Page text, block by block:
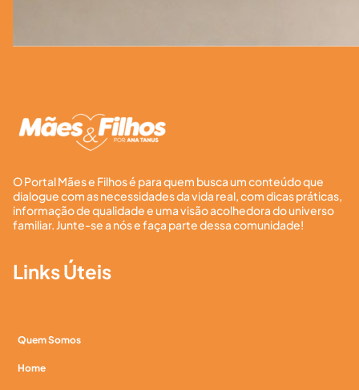
O Portal Mães e Filhos é para quem busca um conteúdo que
dialogue com as necessidades da vida real, com dicas práticas,
informação de qualidade e uma visão acolhedora do universo
familiar. Junte-se a nós e faça parte dessa comunidade!
Links Úteis
Quem Somos
Home